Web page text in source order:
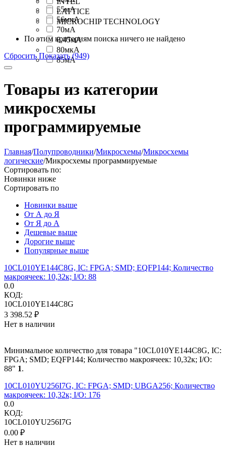
55мА
56мкА
70мА
8,45мА
80мкА
85мА
LATTICE
MICROCHIP TECHNOLOGY
По этим критериям поиска ничего не найдено
Сбросить Показать (949)
Товары из категории
микросхемы
программируемые
Главная/Полупроводники/Микросхемы/Микросхемы
логические/Микросхемы программируемые
Сортировать по:
Новинки ниже
Сортировать по
Новинки выше
От А до Я
От Я до А
Дешевые выше
Дорогие выше
Популярные выше
10CL010YE144C8G, IC: FPGA; SMD; EQFP144; Количество
макроячеек: 10,32к; I/O: 88
0.0
КОД:
10CL010YE144C8G
3 398.52 ₽
Нет в наличии
Минимальное количество для товара "10CL010YE144C8G, IC:
FPGA; SMD; EQFP144; Количество макроячеек: 10,32к; I/O:
88" 1.
10CL010YU256I7G, IC: FPGA; SMD; UBGA256; Количество
макроячеек: 10,32к; I/O: 176
0.0
КОД:
10CL010YU256I7G
0.00 ₽
Нет в наличии